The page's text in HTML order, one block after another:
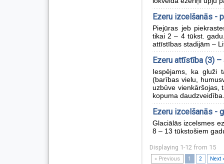
Ezeru izcelšanās -
Piejūras jeb
tikai 2 – 4 tūkst.
attīstības stadijām –
Ezeru attīstība (3)
Iespējams, ka gluži
(barības vielu,
uzbūve vienkāršojas,
kopuma daudzveidība.
Ezeru izcelšanās -
Glaciālās izcelsmes
8 – 13 tūkstošiem
Displaying 1-12 from 15
« Previous 1 2 Next